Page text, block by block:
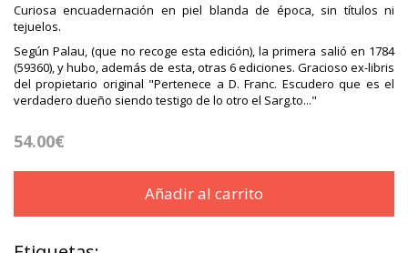
Curiosa encuadernación en piel blanda de época, sin títulos ni
tejuelos.
Según Palau, (que no recoge esta edición), la primera salió en 1784
(59360), y hubo, además de esta, otras 6 ediciones. Gracioso ex-libris
del propietario original "Pertenece a D. Franc. Escudero que es el
verdadero dueño siendo testigo de lo otro el Sarg.to..."
54.00€
Añadir al carrito